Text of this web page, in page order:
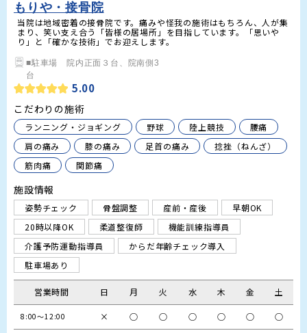
もりや・接骨院
当院は地域密着の接骨院です。痛みや怪我の施術はもちろん、人が集
まり、笑い支え合う「皆様の居場所」を目指しています。「思いや
り」と「確かな技術」でお迎えします。
■駐車場　院内正面３台、院南側3
台
5.00
こだわりの施術
ランニング・ジョギング 野球 陸上競技
腰痛
肩の痛み
膝の痛み 足首の痛み
捻挫（ねんざ）
筋肉痛
関節痛
施設情報
姿勢チェック 骨盤調整 産前・産後
早朝OK
20時以降OK
柔道整復師
機能訓練指導員
介護予防運動指導員
からだ年齢チェック導入
駐車場あり
営業時間 日 月 火 水 木 金 土
8:00～12:00 × ○ ○ ○ ○ ○ ○